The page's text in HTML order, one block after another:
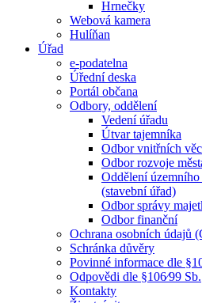
Hrnečky
Webová kamera
Hulíňan
Úřad
e-podatelna
Úřední deska
Portál občana
Odbory, oddělení
Vedení úřadu
Útvar tajemníka
Odbor vnitřních
Odbor rozvoje
Oddělení
(stavební úřad)
Odbor správy
Odbor finanční
Ochrana osobních údajů
Schránka důvěry
Povinné informace dle
Odpovědi dle §106⁄99 Sb.
Kontakty